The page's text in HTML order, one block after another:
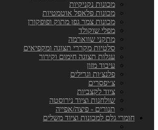
מכונות נקניקיות
מכונות פלאפל אוטמטיות
מכונות צמר גפן מתוק ופופקורן
מפלי שוקולד
מתקני שווארמה
סלטיות מקררי תצוגה ומקפיאים
עגלות תצוגה חימום וקירור
עיבוד מזון
פלנצ׳ות וגרילים
צ׳יפסרים
ציוד לקצביות
שולחנות וציוד נירוסטה
תנורים - פיצה/אפייה
חומרי גלם למכונות וציוד משלים